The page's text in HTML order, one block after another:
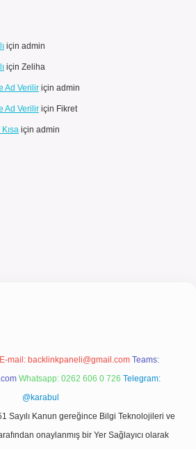
için admin
için Zeliha
Ad Verilir için admin
Ad Verilir için Fikret
için admin
E-mail: backlinkpaneli@gmail.com Teams:
Whatsapp: 0262 606 0 726 Telegram:
@karabul
Sayılı Kanun gereğince Bilgi Teknolojileri ve
onaylanmış bir Yer Sağlayıcı olarak